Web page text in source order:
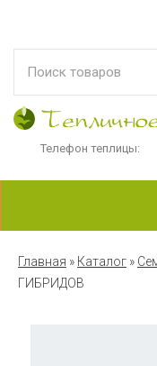
Телефон теплицы:
Главная » Каталог »
ГИБРИДОВ